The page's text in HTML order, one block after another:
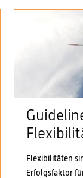
Flexibilitäten
Erfolgsfaktor